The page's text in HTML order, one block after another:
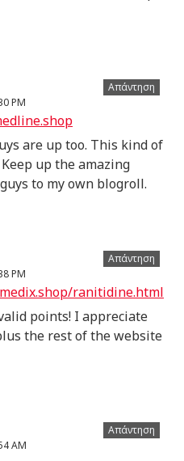
PM
Απάντηση
are up too. This kind of
up the amazing
to my own blogroll.
PM
ranitidine.html
Απάντηση
points! I appreciate
the rest of the website
AM
Απάντηση